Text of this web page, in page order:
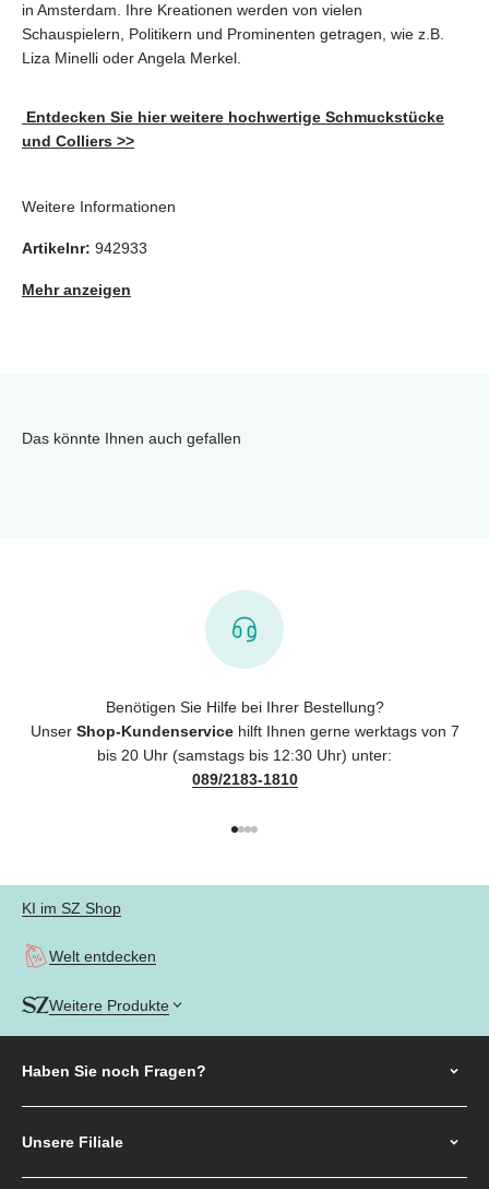
in Amsterdam. Ihre Kreationen werden von vielen
Schauspielern, Politikern und Prominenten getragen, wie z.B.
Liza Minelli oder Angela Merkel.
Entdecken Sie hier weitere hochwertige Schmuckstücke
und Colliers >>
Weitere Informationen
Artikelnr: 942933
Mehr anzeigen
Das könnte Ihnen auch gefallen
Benötigen Sie Hilfe bei Ihrer Bestellung?
Unser Shop-Kundenservicehilft Ihnen gerne werktags von 7
bis 20 Uhr (samstags bis 12:30 Uhr) unter:
089/2183-1810
KI im SZ Shop
Welt entdecken
Weitere Produkte
Haben Sie noch Fragen?
Unsere Filiale